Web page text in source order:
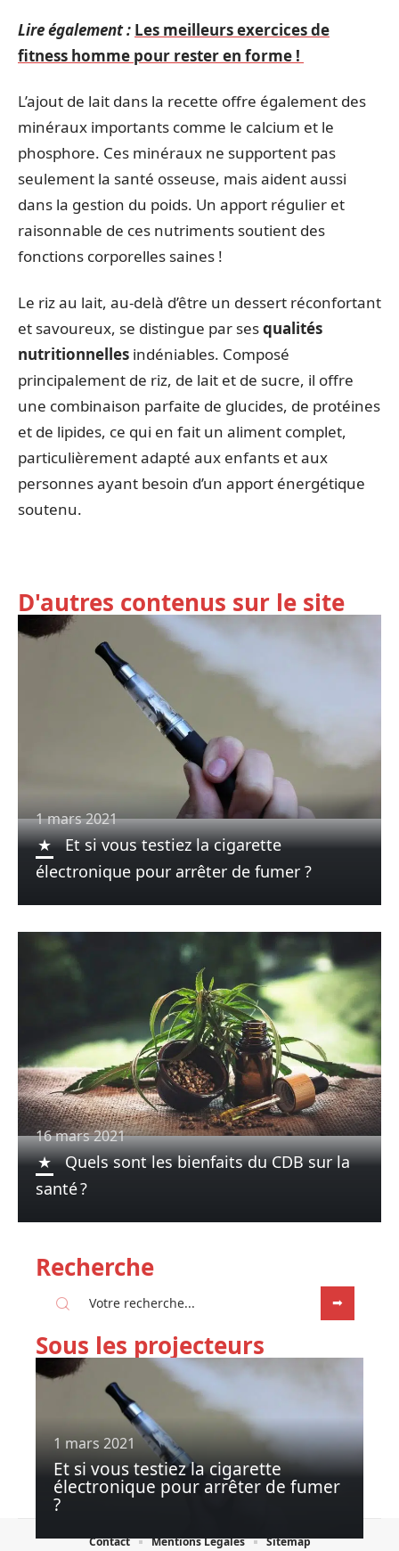
Lire également : Les meilleurs exercices de
fitness homme pour rester en forme !
L’ajout de lait dans la recette offre également des
minéraux importants comme le calcium et le
phosphore. Ces minéraux ne supportent pas
seulement la santé osseuse, mais aident aussi
dans la gestion du poids. Un apport régulier et
raisonnable de ces nutriments soutient des
fonctions corporelles saines !
Le riz au lait, au-delà d’être un dessert réconfortant
et savoureux, se distingue par sesqualités
nutritionnelles indéniables. Composé
principalement de riz, de lait et de sucre, il offre
une combinaison parfaite de glucides, de protéines
et de lipides, ce qui en fait un aliment complet,
particulièrement adapté aux enfants et aux
personnes ayant besoin d’un apport énergétique
soutenu.
D'autres contenus sur le site
1 mars 2021
Et si vous testiez la cigarette
électronique pour arrêter de fumer ?
16 mars 2021
Quels sont les bienfaits du CDB sur la
santé ?
Recherche
Sous les projecteurs
1 mars 2021
Et si vous testiez la cigarette
électronique pour arrêter de fumer
?
Contact Mentions Légales Sitemap